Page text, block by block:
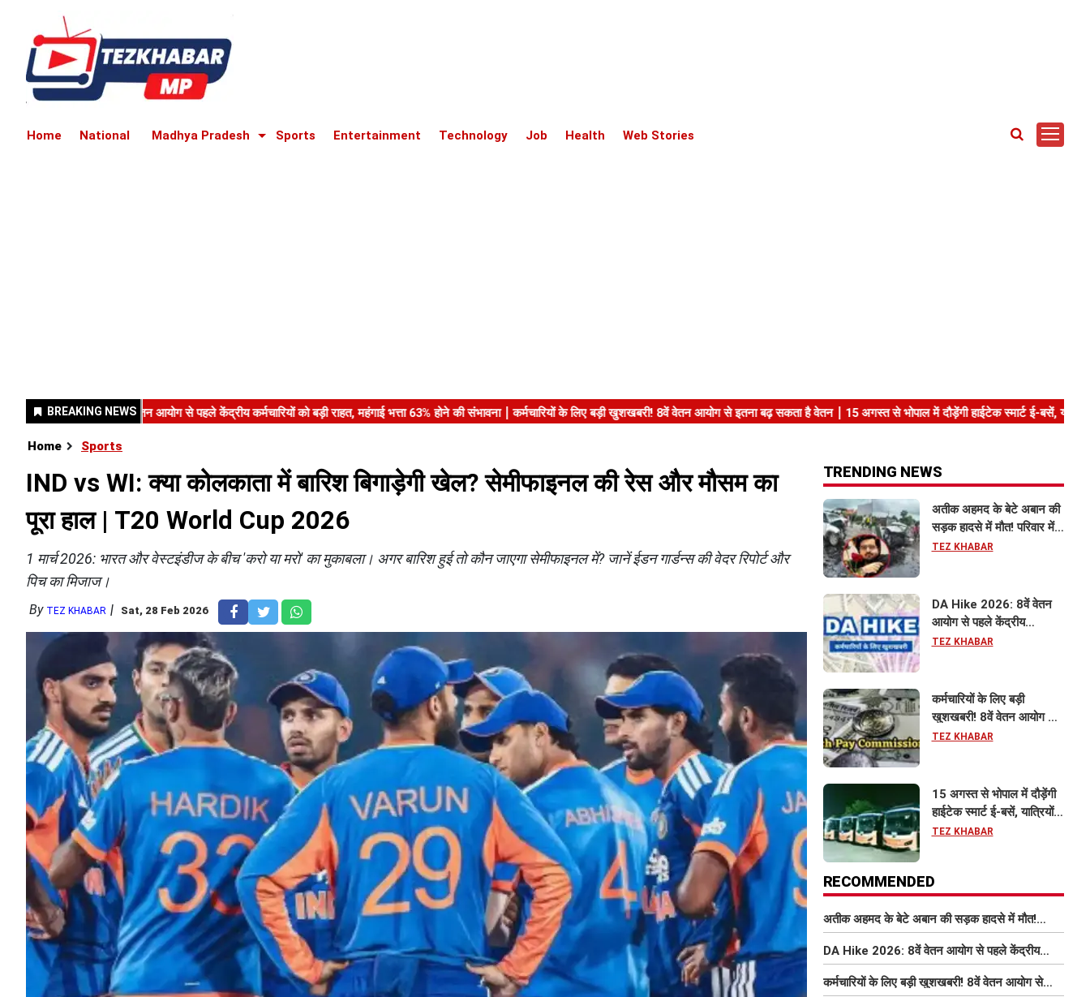
Home National Madhya Pradesh Sports Entertainment Technology Job Health Web Stories
Home Sports
IND vs WI: क्या कोलकाता में बारिश बिगाड़ेगी खेल? सेमीफाइनल की रेस और मौसम का
पूरा हाल | T20 World Cup 2026
1 मार्च 2026: भारत और वेस्टइंडीज के बीच 'करो या मरो' का मुकाबला। अगर बारिश हुई तो कौन जाएगा सेमीफाइनल में? जानें ईडन गार्डन्स की वेदर रिपोर्ट और
पिच का मिजाज।
By TEZ KHABAR Sat, 28 Feb 2026
TRENDING NEWS
अतीक अहमद के बेटे अबान की
सड़क हादसे में मौत! परिवार में
मातम, भाई एहजाम ने क्या कहा?
TEZ KHABAR
DA Hike 2026: 8वें वेतन
आयोग से पहले केंद्रीय
कर्मचारियों को बड़ी राहत, महंगाई
TEZ KHABAR
कर्मचारियों के लिए बड़ी
खुशखबरी! 8वें वेतन आयोग से
इतना बढ़ सकता है वेतन
TEZ KHABAR
15 अगस्त से भोपाल में दौड़ेंगी
हाईटेक स्मार्ट ई-बसें, यात्रियों
को मिलेंगी फ्री Wi-Fi समेत
TEZ KHABAR
RECOMMENDED
अतीक अहमद के बेटे अबान की सड़क हादसे में मौत!
परिवार में मातम, भाई एहजाम ने क्या कहा? जानिए पूरा
मामला
DA Hike 2026: 8वें वेतन आयोग से पहले केंद्रीय
कर्मचारियों को बड़ी राहत, महंगाई भत्ता 63% होने की
संभावना
कर्मचारियों के लिए बड़ी खुशखबरी! 8वें वेतन आयोग से